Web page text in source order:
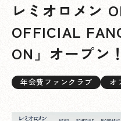
レミオロメン
OFFICIAL
ON」オープン！
年会費ファンクラブ オ